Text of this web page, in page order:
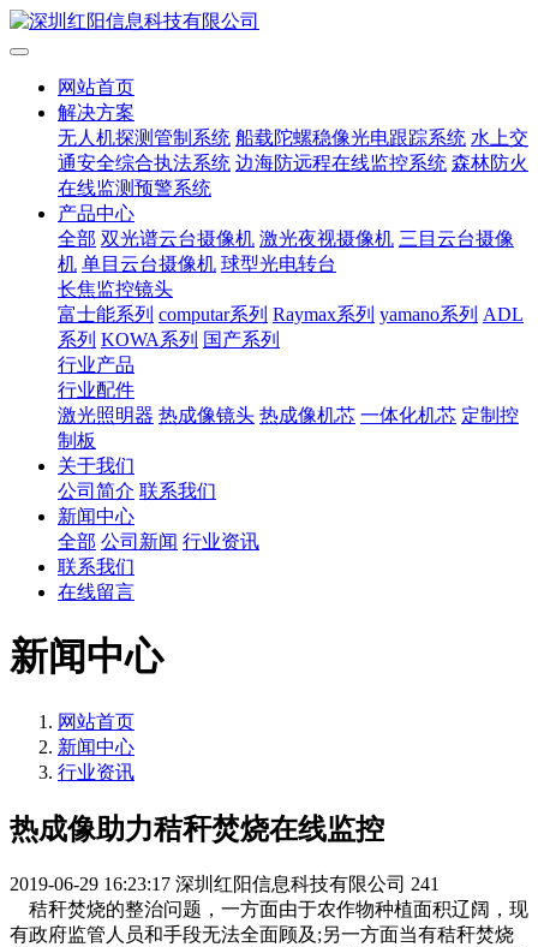
网站首页
解决方案
无人机探测管制系统 船载陀螺稳像光电跟踪系统 水上交
通安全综合执法系统 边海防远程在线监控系统 森林防火
在线监测预警系统
产品中心
全部 双光谱云台摄像机 激光夜视摄像机 三目云台摄像
机 单目云台摄像机 球型光电转台
长焦监控镜头
富士能系列 computar系列 Raymax系列 yamano系列 ADL
系列 KOWA系列 国产系列
行业产品
行业配件
激光照明器 热成像镜头 热成像机芯 一体化机芯 定制控
制板
关于我们
公司简介 联系我们
新闻中心
全部 公司新闻 行业资讯
联系我们
在线留言
新闻中心
网站首页
新闻中心
行业资讯
热成像助力秸秆焚烧在线监控
2019-06-29 16:23:17 深圳红阳信息科技有限公司 241
秸秆焚烧的整治问题，一方面由于农作物种植面积辽阔，现
有政府监管人员和手段无法全面顾及;另一方面当有秸秆焚烧